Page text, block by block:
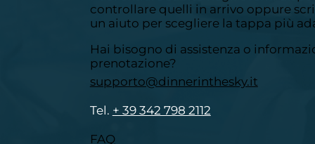
controllare quelli in arrivo oppure
un aiuto per scegliere la tappa più
Hai bisogno di assistenza o
prenotazione?
supporto@dinnerinthesky.it
Tel. ​ + 39 342 798 2112
FAQ